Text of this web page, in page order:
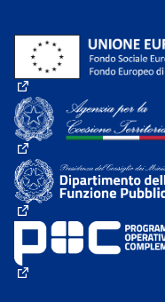
(Collegamento esterno)
(Collegamento esterno)
(Collegamento esterno)